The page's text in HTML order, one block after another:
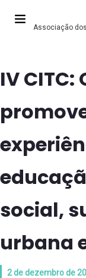
Associação
IV
social,
urbana
2 de dezembro de